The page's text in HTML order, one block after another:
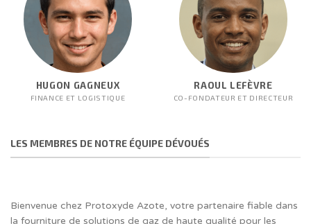
HUGON GAGNEUX
FINANCE ET LOGISTIQUE
RAOUL LEFÈVRE
CO-FONDATEUR ET DIRECTEUR
LES MEMBRES DE NOTRE ÉQUIPE DÉVOUÉS
Bienvenue chez Protoxyde Azote, votre partenaire fiable dans
la fourniture de solutions de gaz de haute qualité pour les